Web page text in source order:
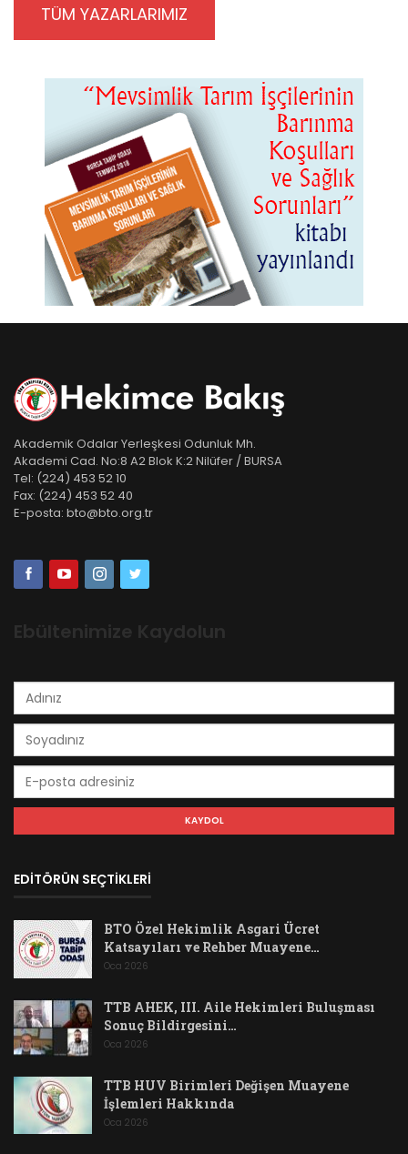
TÜM YAZARLARIMIZ
Akademik Odalar Yerleşkesi Odunluk Mh.
Akademi Cad. No:8 A2 Blok K:2 Nilüfer / BURSA
Tel: (224) 453 52 10
Fax: (224) 453 52 40
E-posta: bto@bto.org.tr
Ebültenimize Kaydolun
EDİTÖRÜN SEÇTİKLERİ
BTO Özel Hekimlik Asgari Ücret
Katsayıları ve Rehber Muayene…
Oca 2026
TTB AHEK, III. Aile Hekimleri Buluşması
Sonuç Bildirgesini…
Oca 2026
TTB HUV Birimleri Değişen Muayene
İşlemleri Hakkında
Oca 2026